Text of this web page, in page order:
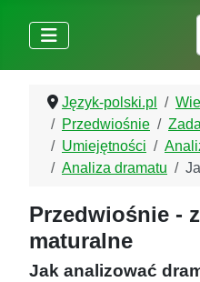
Język-polski.pl
Przedwiośnie
Umiejętności
Analiza dramatu
Przedwiośnie -
maturalne
Jak analizować